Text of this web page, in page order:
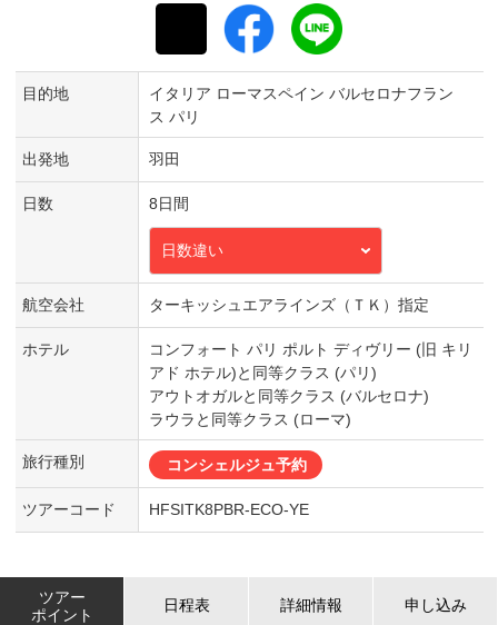
目的地
イタリア ローマスペイン バルセロナフラン
ス パリ
出発地 羽田
日数 8日間
日数違い
航空会社 ターキッシュエアラインズ（ＴＫ）指定
ホテル
コンフォート パリ ポルト ディヴリー (旧 キリ
アド ホテル)と同等クラス (パリ)
アウトオガルと同等クラス (バルセロナ)
ラウラと同等クラス (ローマ)
旅行種別 コンシェルジュ予約
ツアーコード HFSITK8PBR-ECO-YE
ツアー
ポイント
日程表 詳細情報 申し込み